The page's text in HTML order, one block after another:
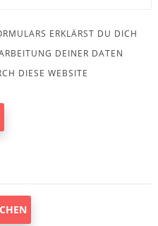
ERKLÄRST DU DICH
DEINER DATEN
DIESE WEBSITE